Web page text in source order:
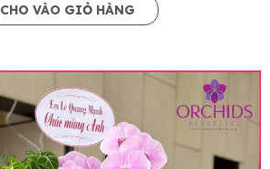
CHO VÀO GIỎ HÀNG